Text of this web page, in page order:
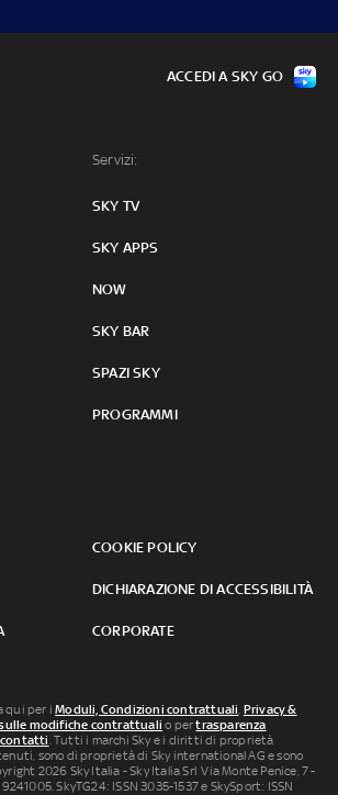
Servizi:
SKY TV
SKY APPS
NOW
SKY BAR
SPAZI SKY
PROGRAMMI
COOKIE POLICY
DICHIARAZIONE DI ACCESSIBILITÀ
CORPORATE
ACCEDI A SKY GO
qui per iModuli, Condizioni contrattuali, Privacy &
modifiche contrattuali o pertrasparenza
contatti. Tutti i marchi Sky e i diritti di proprietà
sono di proprietà di Sky international AG e sono
2026 Sky Italia - Sky Italia Srl Via Monte Penice, 7 -
SkyTG24: ISSN 3035-1537 e SkySport: ISSN